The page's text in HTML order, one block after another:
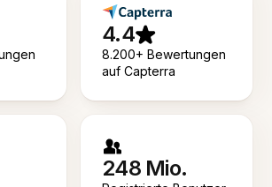
4.4
8.200+ Bewertungen
auf Capterra
248 Mio.